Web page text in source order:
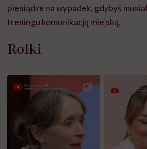
pieniądze na wypadek, gdybyś
treningu komunikacją miejską.
Rolki